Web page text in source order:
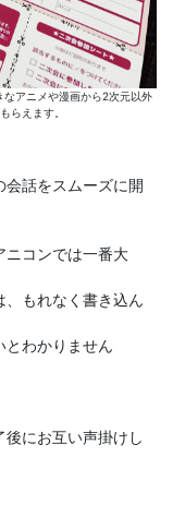
アニメや漫画から2次元以外
らえます。
会話をスムーズに開
ニコンでは一番大
もれなく書き込ん
とわかりません
後にお互い声掛けし